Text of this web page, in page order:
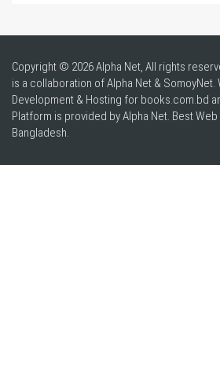
Copyright © 2026 Alpha Net, All rights
is a collaboration of Alpha Net & SomoyNet.
Development & Hosting for books.com.bd
Platform is provided by Alpha Net. BestWeb
Bangladesh.